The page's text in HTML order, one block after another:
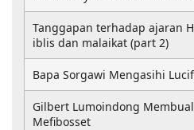
Tanggapan terhadap ajaran
iblis dan malaikat (part 2)
Bapa Sorgawi Mengasihi
Gilbert Lumoindong
Mefibosset